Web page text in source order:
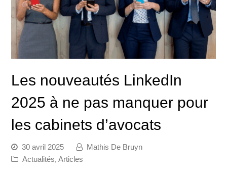
Les nouveautés LinkedIn
2025 à ne pas manquer pour
les cabinets d’avocats
30 avril 2025
Mathis De Bruyn
Actualités,Articles